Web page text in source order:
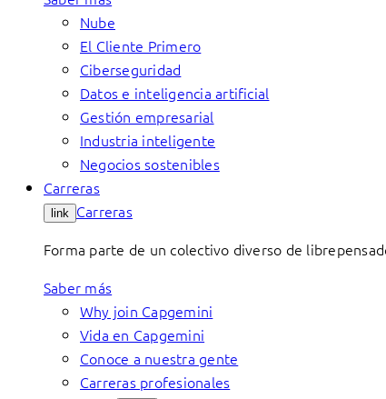
Nube
El Cliente Primero
Ciberseguridad
Datos e inteligencia artificial
Gestión empresarial
Industria inteligente
Negocios sostenibles
Carreras
link Carreras
Forma parte de un colectivo diverso de
Saber más
Why join Capgemini
Vida en Capgemini
Conoce a nuestra gente
Carreras profesionales